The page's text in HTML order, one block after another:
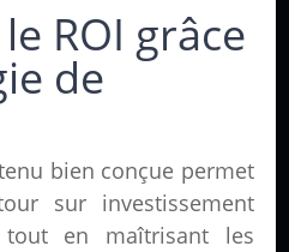
ROI grâce
de
bien conçue permet
sur investissement
tout en maîtrisant les